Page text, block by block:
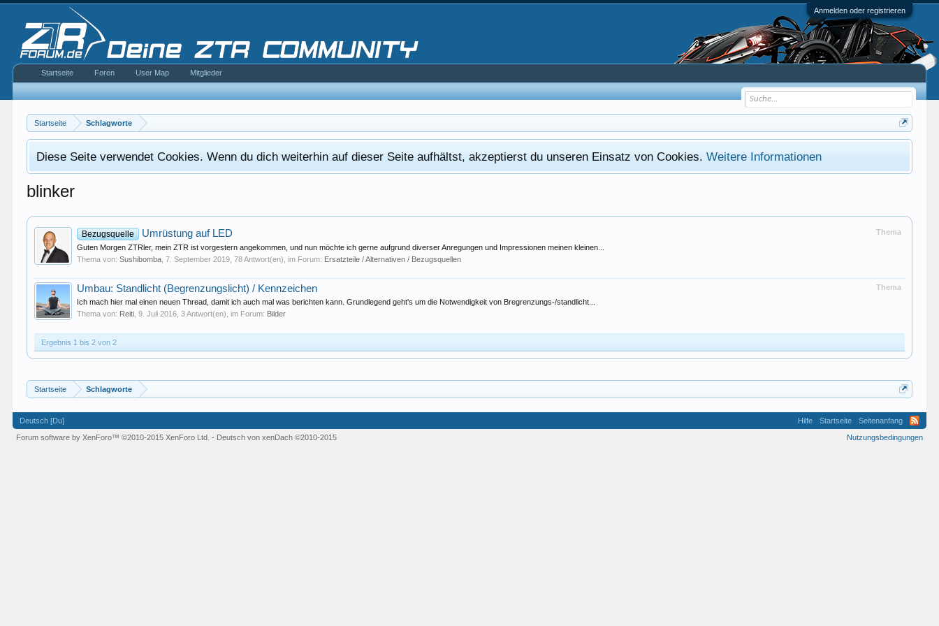
Anmelden oder registrieren
Startseite Schlagworte
Diese Seite verwendet Cookies. Wenn du dich weiterhin auf dieser Seite aufhältst, akzeptierst du unseren Einsatz von Cookies.Weitere Informationen
blinker
Thema
Bezugsquelle Umrüstung auf LED
Guten Morgen ZTRler, mein ZTR ist vorgestern angekommen, und nun möchte ich gerne aufgrund diverser Anregungen und Impressionen meinen kleinen...
Thema von:Sushibomba ,7. September 2019 , 78 Antwort(en), im Forum: Ersatzteile / Alternativen / Bezugsquellen
Thema
Umbau: Standlicht (Begrenzungslicht) / Kennzeichen
Ich mach hier mal einen neuen Thread, damit ich auch mal was berichten kann. Grundlegend geht's um die Notwendigkeit von Bregrenzungs-/standlicht...
Thema von: Reiti ,9. Juli 2016 , 3 Antwort(en), im Forum: Bilder
Ergebnis 1 bis 2 von 2
Startseite Schlagworte
Startseite Foren User Map Mitglieder
Deutsch [Du] Hilfe Startseite
Seitenanfang
Nutzungsbedingungen
Forum software by XenForo™©2010-2015 XenForo Ltd. - Deutsch von xenDach©2010-2015